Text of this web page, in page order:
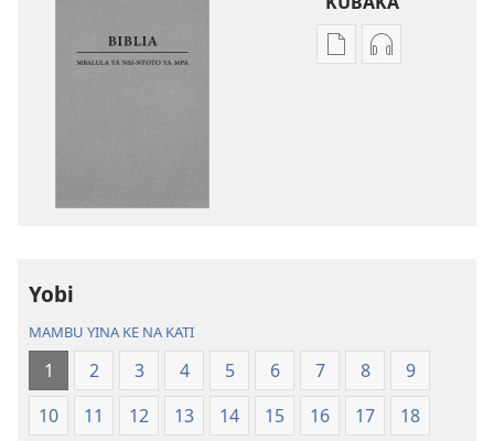
Bisika
Mbalula
Nsi-
Ntoto
Bisika
Mbalula
Nsi-
Ntoto
Yobi
MAMBU YINA KE NA KATI
1 2 3 4 5 6 7 8
9
10
11 12 13 14 15 16 17
18